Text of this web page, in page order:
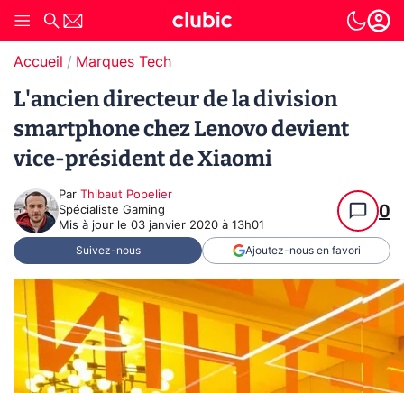
Accueil Marques Tech
L'ancien directeur de la division
smartphone chez Lenovo devient
vice-président de Xiaomi
Par Thibaut Popelier
Spécialiste Gaming
Mis à jour le 03 janvier 2020 à 13h01
0
Suivez-nous Ajoutez-nous en favori